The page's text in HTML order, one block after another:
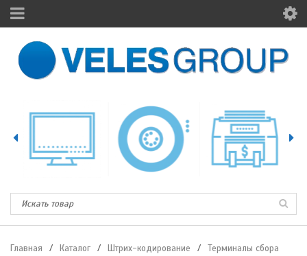
Главная / Каталог / Штрих-кодирование /
Терминалы сбора